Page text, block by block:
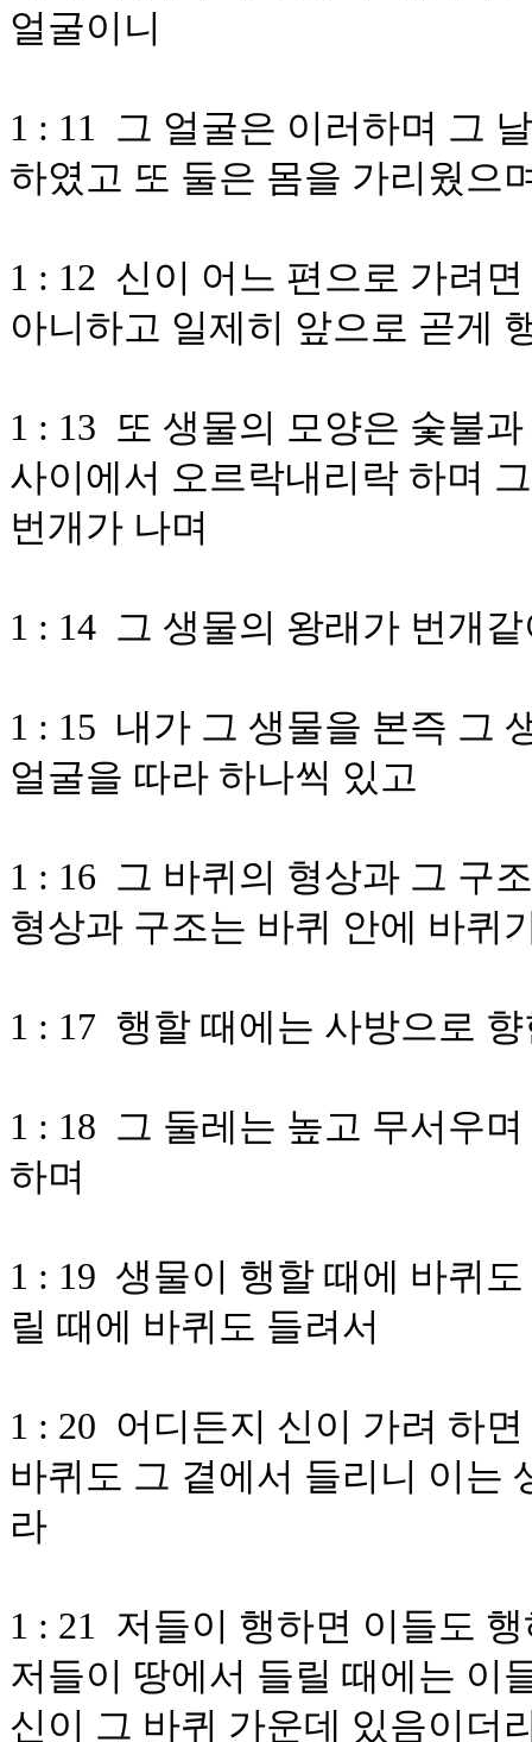
얼굴이니
1 : 11 그 얼굴은 이러하며 그
하였고 또 둘은 몸을 가리웠으
1 : 12 신이 어느 편으로 가려
아니하고 일제히 앞으로 곧게
1 : 13 또 생물의 모양은 숯불
사이에서 오르락내리락 하며
번개가 나며
1 : 14 그 생물의 왕래가 번개
1 : 15 내가 그 생물을 본즉 그
얼굴을 따라 하나씩 있고
1 : 16 그 바퀴의 형상과 그 구
형상과 구조는 바퀴 안에 바퀴
1 : 17 행할 때에는 사방으로
1 : 18 그 둘레는 높고 무서우
하며
1 : 19 생물이 행할 때에 바퀴
릴 때에 바퀴도 들려서
1 : 20 어디든지 신이 가려 하
바퀴도 그 곁에서 들리니 이는
라
1 : 21 저들이 행하면 이들도
저들이 땅에서 들릴 때에는 이
신이 그 바퀴 가운데 있음이더